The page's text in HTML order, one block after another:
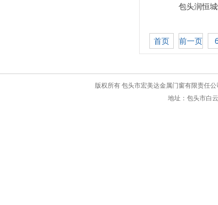
包头润恒
首页 前一页
版权所有 包头市宏美达金属门窗有限责任
地址：包头市白